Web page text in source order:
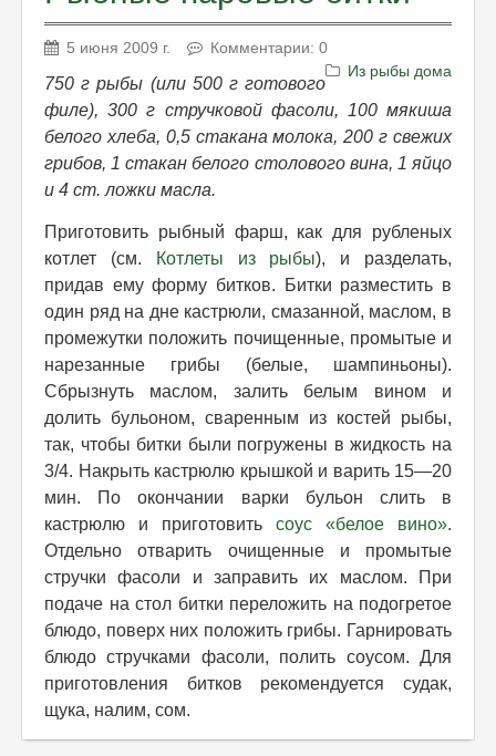
5 июня 2009 г.
Комментарии: 0
Из рыбы дома
750 г рыбы (или 500 г готового
филе), 300 г стручковой фасоли, 100 мякиша
белого хлеба, 0,5 стакана молока, 200 г свежих
грибов, 1 стакан белого столового вина, 1 яйцо
и 4 ст. ложки масла.
Приготовить рыбный фарш, как для рубленых
котлет (см.
Котлеты из рыбы), и разделать,
придав ему форму битков. Битки разместить в
один ряд на дне кастрюли, смазанной, маслом, в
промежутки положить почищенные, промытые и
нарезанные грибы (белые, шампиньоны).
Сбрызнуть маслом, залить белым вином и
долить бульоном, сваренным из костей рыбы,
так, чтобы битки были погружены в жидкость на
3/4. Накрыть кaстрюлю крышкой и варить 15—20
мин. По окончании варки бульон слить в
кастрюлю и приготовить соус «белое вино».
Отдельно отварить очищенные и промытые
стручки фасоли и заправить их маслом. При
подаче на стол битки переложить на подогретое
блюдо, поверх них положить грибы. Гарнировать
блюдо стручками фасоли, полить соусом. Для
приготовления битков рекомендуется судак,
щука, налим, сом.